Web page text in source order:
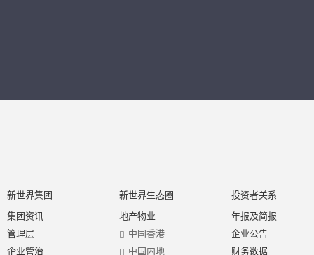
新世界集团
集团资讯
管理层
企业管治
新世界生态圈
地产物业
中国香港
中国内地
投资者关系
年报及简报
企业公告
财务数据